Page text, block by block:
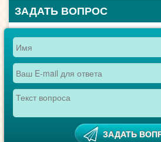
ЗАДАТЬ ВОПРОС